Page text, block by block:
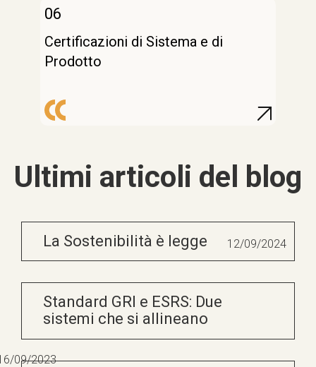
06
Certificazioni di Sistema e di
Prodotto
Ultimi articoli del blog
La Sostenibilità è legge 12/09/2024
Standard GRI e ESRS: Due
sistemi che si allineano
09/2023